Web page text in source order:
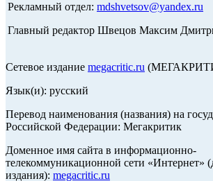
Рекламный отдел: mdshvetsov@yandex.ru
Главный редактор Швецов Максим
Сетевое издание megacritic.ru
Язык(и): русский
Перевод наименования (названия) на
Российской Федерации: Мегакритик
Доменное имя сайта в информационно-
телекоммуникационной сети «Интернет»
издания): megacritic.ru